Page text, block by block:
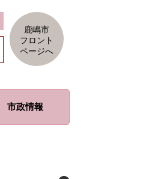
鹿嶋市
フロント
ページへ
市政情報